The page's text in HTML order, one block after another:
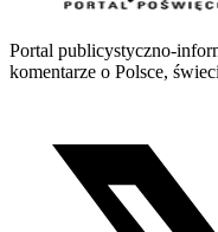
Portal publicystyczno-
komentarze o Polsce,